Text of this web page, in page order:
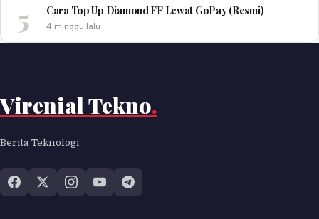
5 Cara Top Up Diamond FF Lewat GoPay (Resmi)
4 minggu lalu
Virenial Tekno.
Berita Teknologi